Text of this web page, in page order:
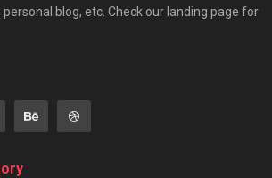
blog, etc. Check our landing page for